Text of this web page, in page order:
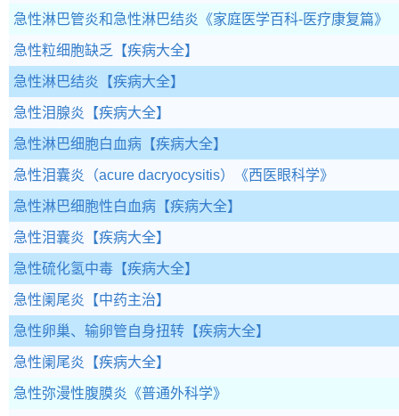
急性淋巴管炎和急性淋巴结炎 《家庭医学百科-医疗康复篇》
急性粒细胞缺乏 【疾病大全】
急性淋巴结炎 【疾病大全】
急性泪腺炎 【疾病大全】
急性淋巴细胞白血病 【疾病大全】
急性泪囊炎（acure dacryocysitis） 《西医眼科学》
急性淋巴细胞性白血病 【疾病大全】
急性泪囊炎 【疾病大全】
急性硫化氢中毒 【疾病大全】
急性阑尾炎 【中药主治】
急性卵巢、输卵管自身扭转 【疾病大全】
急性阑尾炎 【疾病大全】
急性弥漫性腹膜炎 《普通外科学》